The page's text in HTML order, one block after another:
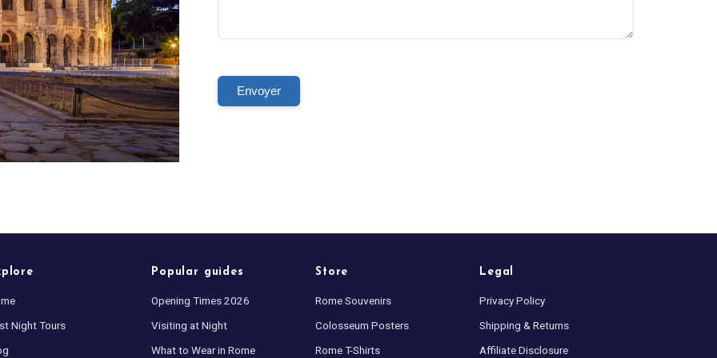
Envoyer
Night Tours
Popular guides
Opening Times 2026
Visiting at Night
What to Wear in Rome
Store
Rome Souvenirs
Colosseum Posters
Rome T-Shirts
Legal
Privacy Policy
Shipping & Returns
Affiliate Disclosure